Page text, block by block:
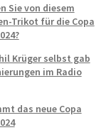
Sie von diesem
Trikot für die Copa
Krüger selbst gab
im Radio
das neue Copa